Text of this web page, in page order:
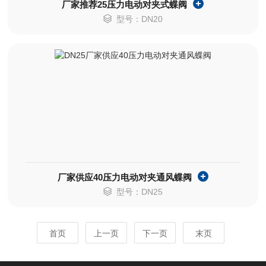
厂家推荐25压力电动对夹式蝶阀
型号：DN20
厂家供应40压力电动对夹通风蝶阀
型号：DN25
首页 上一页 下一页 末页